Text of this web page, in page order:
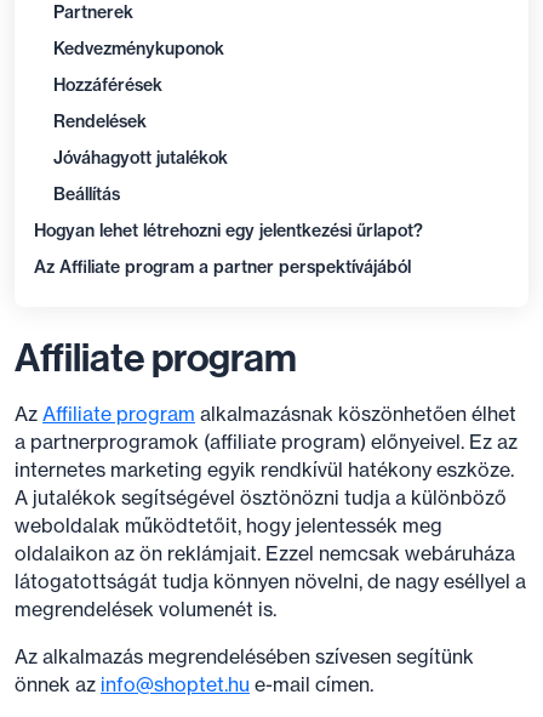
Partnerek
Kedvezménykuponok
Hozzáférések
Rendelések
Jóváhagyott jutalékok
Beállítás
Hogyan lehet létrehozni egy jelentkezési űrlapot?
Az Affiliate program a partner perspektívájából
Affiliate program
Az Affiliate program alkalmazásnak köszönhetően élhet
a partnerprogramok (affiliate program) előnyeivel. Ez az
internetes marketing egyik rendkívül hatékony eszköze.
A jutalékok segítségével ösztönözni tudja a különböző
weboldalak működtetőit, hogy jelentessék meg
oldalaikon az ön reklámjait. Ezzel nemcsak webáruháza
látogatottságát tudja könnyen növelni, de nagy eséllyel a
megrendelések volumenét is.
Az alkalmazás megrendelésében szívesen segítünk
önnek az info@shoptet.hu e-mail címen.